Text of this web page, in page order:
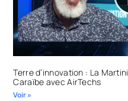
Terre d’innovation : La
Caraïbe avec AirTechs
Voir »